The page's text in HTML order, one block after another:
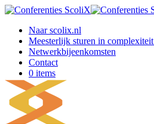
Doorgaan
inhoudNaar scolix.nl
Meesterlijk sturen in complexiteit
Netwerkbijeenkomsten
Contact
0 items